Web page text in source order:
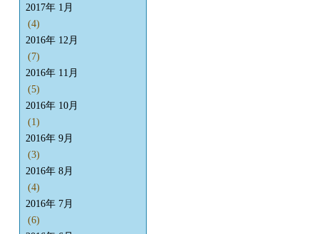
2017年 1月
(4)
2016年 12月
(7)
2016年 11月
(5)
2016年 10月
(1)
2016年 9月
(3)
2016年 8月
(4)
2016年 7月
(6)